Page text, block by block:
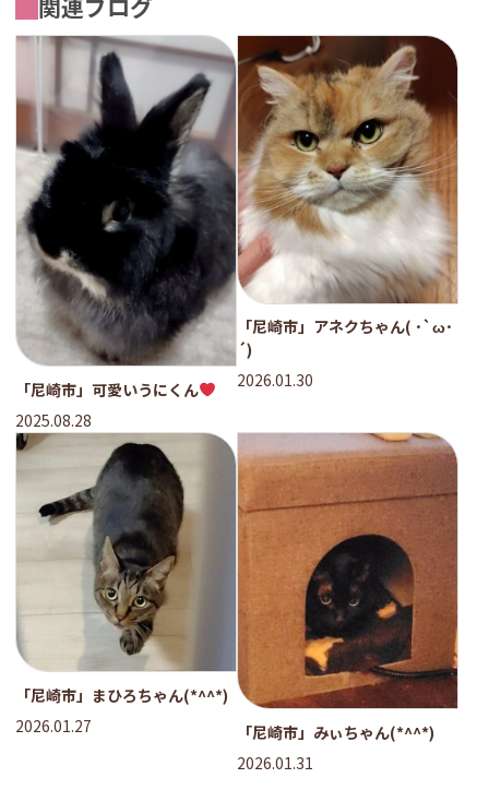
「尼崎市」可愛いうにくん
2025.08.28
「尼崎市」アネクちゃん( ･`ω･
´)
2026.01.30
「尼崎市」まひろちゃん(*^^*)
2026.01.27
「尼崎市」みぃちゃん(*^^*)
2026.01.31